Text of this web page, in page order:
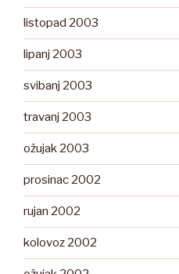
listopad 2003
lipanj 2003
svibanj 2003
travanj 2003
ožujak 2003
prosinac 2002
rujan 2002
kolovoz 2002